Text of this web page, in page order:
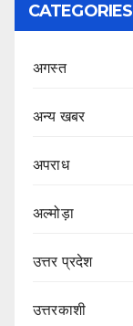
CATEGORIES
अगस्त
अन्य खबर
अपराध
अल्मोड़ा
उत्तर प्रदेश
उत्तरकाशी